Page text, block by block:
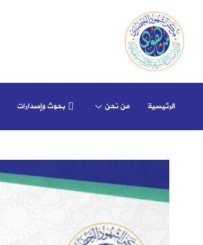
الرئيسية من نحن بحوث وإصدارات